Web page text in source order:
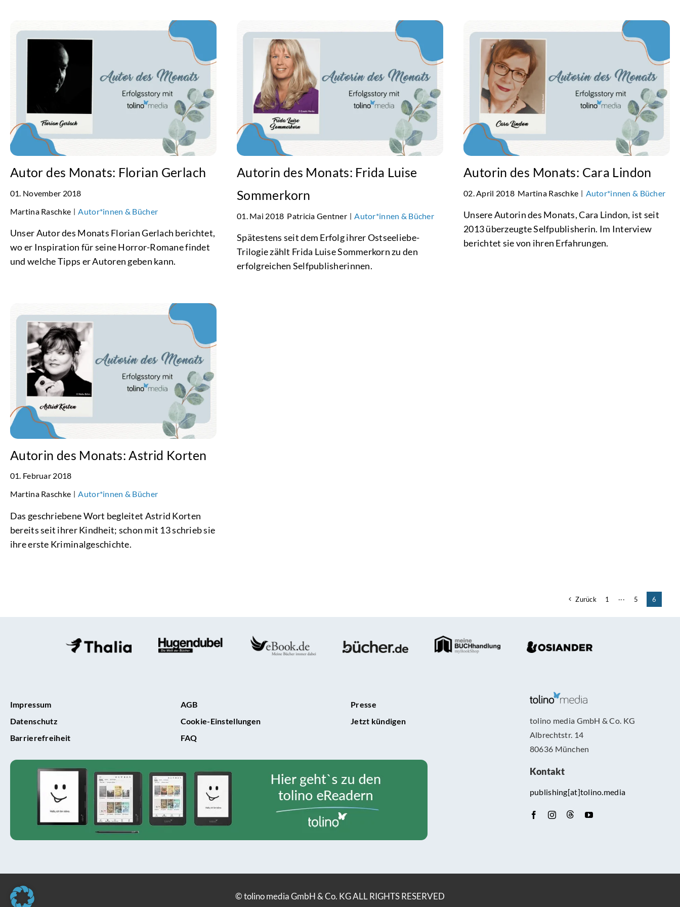
Autor des Monats: Florian Gerlach
01. November 2018
Martina Raschke | Autor*innen & Bücher
Unser Autor des Monats Florian Gerlach berichtet,
wo er Inspiration für seine Horror-Romane findet
und welche Tipps er Autoren geben kann.
Autorin des Monats: Frida Luise
Sommerkorn
01. Mai 2018 Patricia Gentner | Autor*innen & Bücher
Spätestens seit dem Erfolg ihrer Ostseeliebe-
Trilogie zählt Frida Luise Sommerkorn zu den
erfolgreichen Selfpublisherinnen.
Autorin des Monats: Cara Lindon
02. April 2018 Martina Raschke | Autor*innen & Bücher
Unsere Autorin des Monats, Cara Lindon, ist seit
2013 überzeugte Selfpublisherin. Im Interview
berichtet sie von ihren Erfahrungen.
Autorin des Monats: Astrid Korten
01. Februar 2018
Martina Raschke | Autor*innen & Bücher
Das geschriebene Wort begleitet Astrid Korten
bereits seit ihrer Kindheit; schon mit 13 schrieb sie
ihre erste Kriminalgeschichte.
Zurück 1 ··· 5 6
Impressum
Datenschutz
Barrierefreiheit
AGB
Cookie-Einstellungen
FAQ
Presse
Jetzt kündigen
tolino media GmbH & Co. KG
Albrechtstr. 14
80636 München
Kontakt
publishing[at]tolino.media
© tolino media GmbH & Co. KG ALL RIGHTS RESERVED